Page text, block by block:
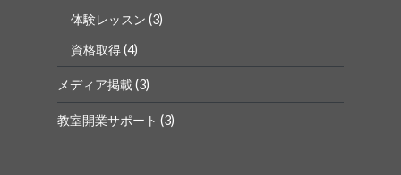
体験レッスン (3)
資格取得(4)
メディア掲載(3)
教室開業サポート (3)